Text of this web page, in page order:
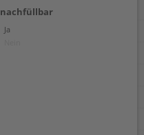
dunkelrot
dunkelblau
nachfüllbar
Ja